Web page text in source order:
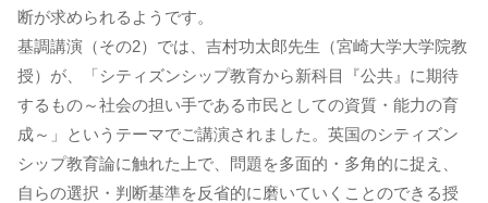
断が求められるようです。
基調講演（その2）では、吉村功太郎先生（宮崎大学大学院教
授）が、「シティズンシップ教育から新科目『公共』に期待
するもの～社会の担い手である市民としての資質・能力の育
成～」というテーマでご講演されました。英国のシティズン
シップ教育論に触れた上で、問題を多面的・多角的に捉え、
自らの選択・判断基準を反省的に磨いていくことのできる授